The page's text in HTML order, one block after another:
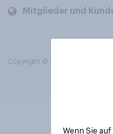
Mitglieder und
Copyright © 2026 YouGov PLC.
Wenn Sie